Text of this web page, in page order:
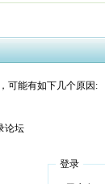
可能有如下几个原因:
论坛
登录